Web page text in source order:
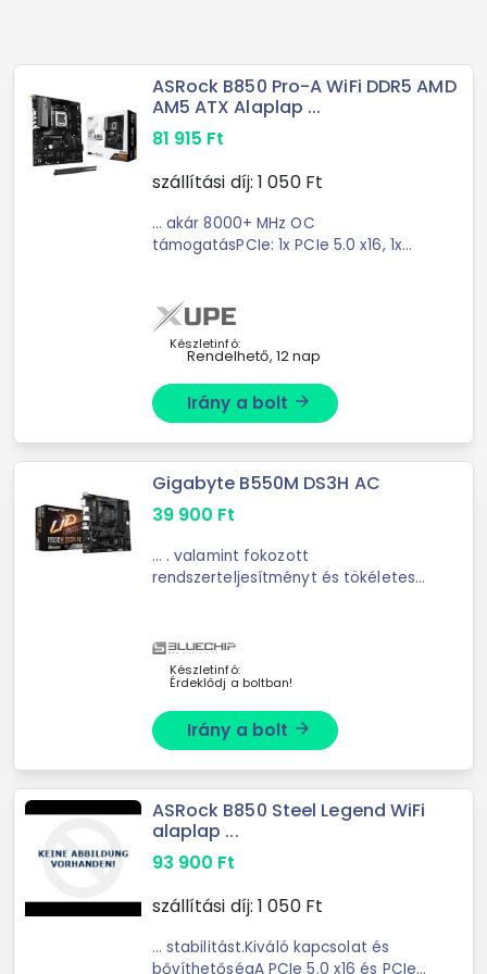
ASRock B850 Pro-A WiFi DDR5 AMD
AM5 ATX Alaplap ...
81 915 Ft
szállítási díj: 1 050Ft
... akár 8000+ MHz OC
támogatásPCIe: 1x PCIe 5.0 x16, 1x
1x PCIe 5.0 x16, 1x PCIe 4.0 x16Kép
Készletinfó:
Rendelhető, 12 nap
Irány a bolt arrow_forward
Gigabyte B550M DS3H AC
39 900 Ft
... . valamint fokozott
rendszerteljesítményt és tökéletes
4.0 x16 bővítőhely nagyobb
sávszélességgel és alacsonyabb ...
Készletinfó:
Érdeklődj a boltban!
Irány a bolt arrow_forward
ASRock B850 Steel Legend WiFi
alaplap ...
93 900 Ft
szállítási díj: 1 050Ft
... stabilitást.Kiváló kapcsolat és
bővíthetőségA PCIe 5.0 x16 és PCIe